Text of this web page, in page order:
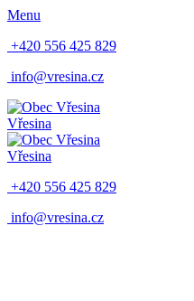
Menu
+420 556 425 829
info@vresina.cz
Vřesina
Vřesina
+420 556 425 829
info@vresina.cz